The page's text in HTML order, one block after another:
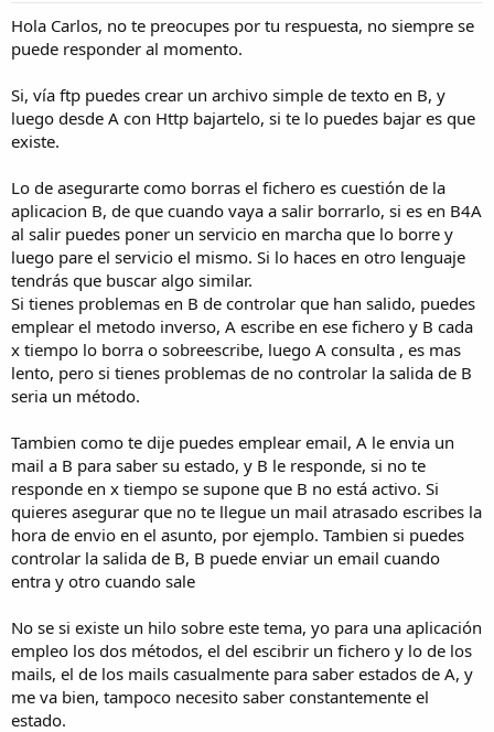
Hola Carlos, no te preocupes por tu respuesta, no siempre se
puede responder al momento.
Si, vía ftp puedes crear un archivo simple de texto en B, y
luego desde A con Http bajartelo, si te lo puedes bajar es que
existe.
Lo de asegurarte como borras el fichero es cuestión de la
aplicacion B, de que cuando vaya a salir borrarlo, si es en B4A
al salir puedes poner un servicio en marcha que lo borre y
luego pare el servicio el mismo. Si lo haces en otro lenguaje
tendrás que buscar algo similar.
Si tienes problemas en B de controlar que han salido, puedes
emplear el metodo inverso, A escribe en ese fichero y B cada
x tiempo lo borra o sobreescribe, luego A consulta , es mas
lento, pero si tienes problemas de no controlar la salida de B
seria un método.
Tambien como te dije puedes emplear email, A le envia un
mail a B para saber su estado, y B le responde, si no te
responde en x tiempo se supone que B no está activo. Si
quieres asegurar que no te llegue un mail atrasado escribes la
hora de envio en el asunto, por ejemplo. Tambien si puedes
controlar la salida de B, B puede enviar un email cuando
entra y otro cuando sale
No se si existe un hilo sobre este tema, yo para una aplicación
empleo los dos métodos, el del escibrir un fichero y lo de los
mails, el de los mails casualmente para saber estados de A, y
me va bien, tampoco necesito saber constantemente el
estado.